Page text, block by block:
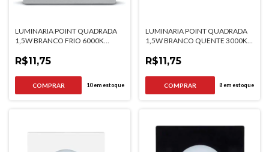
LUMINARIA POINT QUADRADA
1,5W BRANCO FRIO 6000K
R$11,75
10em estoque
LUMINARIA POINT QUADRADA
1,5W BRANCO QUENTE 3000K
R$11,75
8em estoque